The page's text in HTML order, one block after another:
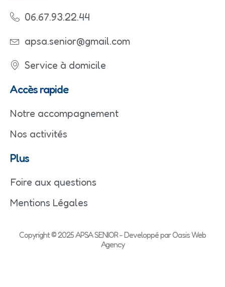
06.67.93.22.44
apsa.senior@gmail.com
Service à domicile
Accès rapide
Notre accompagnement
Nos activités
Plus
Foire aux questions
Mentions Légales
Copyright © 2025 APSA SENIOR - Developpé par Oasis Web
Agency